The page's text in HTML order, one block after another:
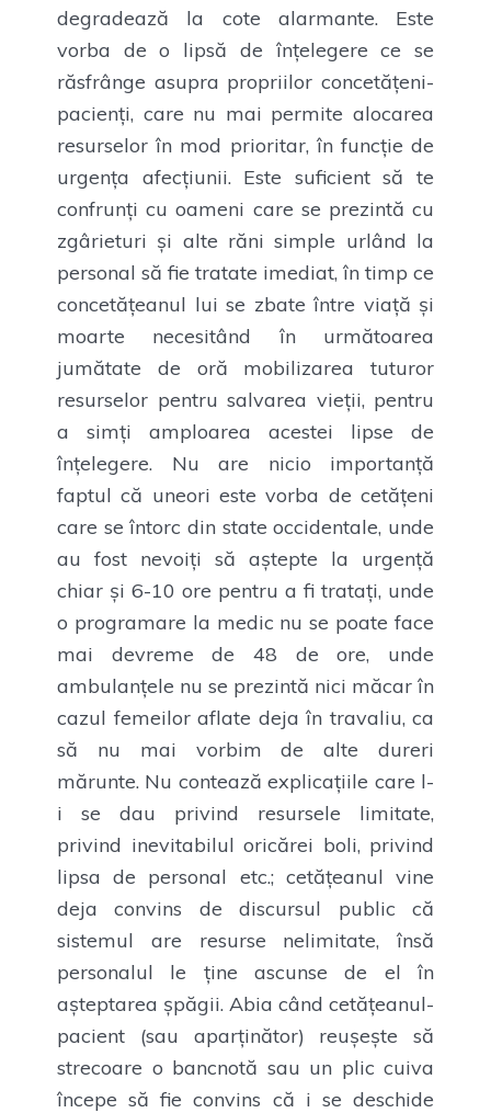
degradează la cote alarmante. Este
vorba de o lipsă de înțelegere ce se
răsfrânge asupra propriilor concetățeni-
pacienți, care nu mai permite alocarea
resurselor în mod prioritar, în funcție de
urgența afecțiunii. Este suficient să te
confrunți cu oameni care se prezintă cu
zgârieturi și alte răni simple urlând la
personal să fie tratate imediat, în timp ce
concetățeanul lui se zbate între viață și
moarte necesitând în următoarea
jumătate de oră mobilizarea tuturor
resurselor pentru salvarea vieții, pentru
a simți amploarea acestei lipse de
înțelegere. Nu are nicio importanță
faptul că uneori este vorba de cetățeni
care se întorc din state occidentale, unde
au fost nevoiți să aștepte la urgență
chiar și 6-10 ore pentru a fi tratați, unde
o programare la medic nu se poate face
mai devreme de 48 de ore, unde
ambulanțele nu se prezintă nici măcar în
cazul femeilor aflate deja în travaliu, ca
să nu mai vorbim de alte dureri
mărunte. Nu contează explicațiile care l-
i se dau privind resursele limitate,
privind inevitabilul oricărei boli, privind
lipsa de personal etc.; cetățeanul vine
deja convins de discursul public că
sistemul are resurse nelimitate, însă
personalul le ține ascunse de el în
așteptarea șpăgii. Abia când cetățeanul-
pacient (sau aparținător) reușește să
strecoare o bancnotă sau un plic cuiva
începe să fie convins că i se deschide